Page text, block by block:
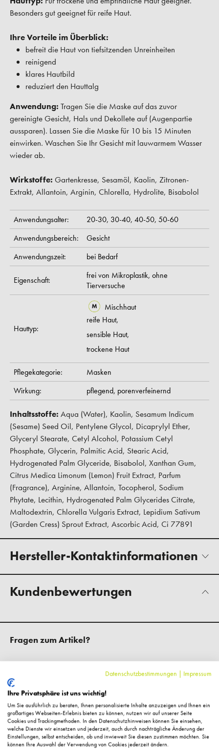
Besonders gut geeignet für reife Haut.
Ihre Vorteile im Überblick:
befreit die Haut von tiefsitzenden Unreinheiten
reinigend
klares Hautbild
reduziert den Hauttalg
Anwendung: Tragen Sie die Maske auf das zuvor
gereinigte Gesicht, Hals und Dekollete auf (Augenpartie
aussparen). Lassen Sie die Maske für 10 bis 15 Minuten
einwirken. Waschen Sie Ihr Gesicht mit lauwarmem Wasser
wieder ab.
Wirkstoffe: Gartenkresse, Sesamöl, Kaolin, Zitronen-
Extrakt, Allantoin, Arginin, Chlorella, Hydrolite, Bisabolol
Anwendungsalter: 20-30, 30-40, 40-50, 50-60
Anwendungsbereich:
Gesicht
Anwendungszeit:
bei Bedarf
Eigenschaft: frei von Mikroplastik, ohne
Tierversuche
Hauttyp:
Mischhaut
reife Haut,
sensible Haut,
trockene Haut
Pflegekategorie:
Masken
Wirkung:
pflegend, porenverfeinernd
Inhaltsstoffe: Aqua (Water), Kaolin, Sesamum Indicum
(Sesame) Seed Oil, Pentylene Glycol, Dicaprylyl Ether,
Glyceryl Stearate, Cetyl Alcohol, Potassium Cetyl
Phosphate, Glycerin, Palmitic Acid, Stearic Acid,
Hydrogenated Palm Glyceride, Bisabolol, Xanthan Gum,
Citrus Medica Limonum (Lemon) Fruit Extract, Parfum
(Fragrance), Arginine, Allantoin, Tocopherol, Sodium
Phytate, Lecithin, Hydrogenated Palm Glycerides Citrate,
Maltodextrin, Chlorella Vulgaris Extract, Lepidium Sativum
(Garden Cress) Sprout Extract, Ascorbic Acid, Ci 77891
Hersteller-Kontaktinformationen
Kundenbewertungen
Datenschutzbestimmungen | Impressum
Ihre Privatsphäre ist uns wichtig!
Um Sie ausführlich zu beraten, Ihnen personalisierte Inhalte anzuzeigen und Ihnen ein
großartiges Webseiten-Erlebnis bieten zu können, nutzen wir auf unserer Seite
Cookies und Trackingmethoden. In den Datenschutzhinweisen können Sie einsehen,
welche Dienste wir einsetzen und jederzeit, auch durch nachträgliche Änderung der
Einstellungen, selbst entscheiden, ob und inwieweit Sie diesen zustimmen möchten. Sie
können Ihre Auswahl der Verwendung von Cookies jederzeit ändern.